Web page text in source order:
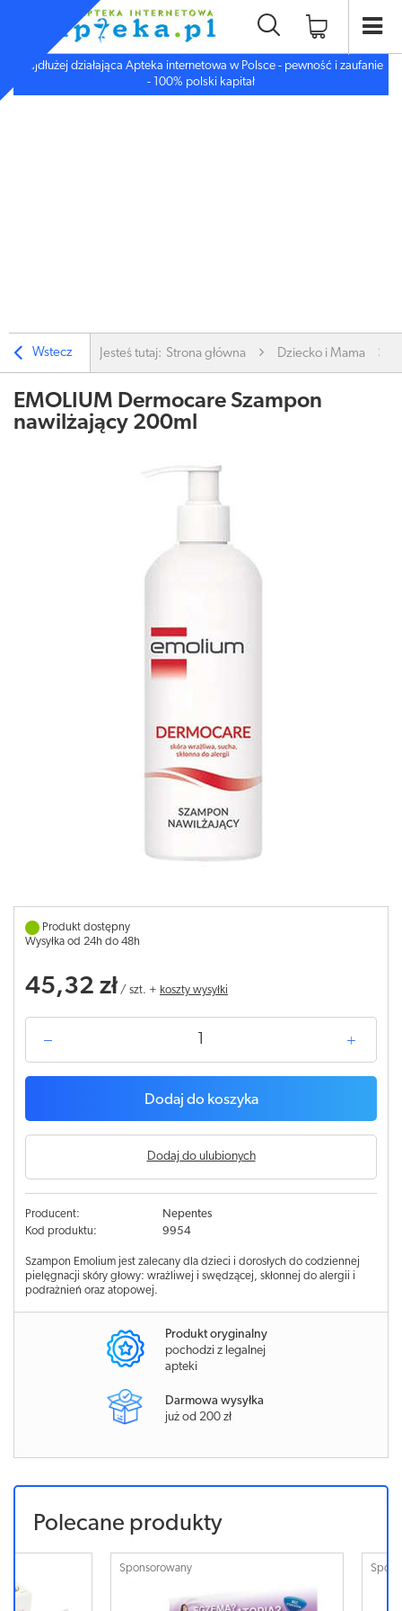
Najdłużej działająca Apteka internetowa w Polsce - pewność i zaufanie
- 100% polski kapitał
Wstecz Jesteś tutaj: Strona główna Dziecko i Mama
EMOLIUM Dermocare Szampon
nawilżający 200ml
Produkt dostępny
Wysyłka od 24h do 48h
45,32 zł / szt. + koszty wysyłki
Dodaj do koszyka
Dodaj do ulubionych
Producent:
Nepentes
Kod produktu:
9954
Szampon Emolium jest zalecany dla dzieci i dorosłych do codziennej
pielęgnacji skóry głowy: wrażliwej i swędzącej, skłonnej do alergii i
podrażnień oraz atopowej.
Produkt oryginalny
pochodzi z legalnej
apteki
Darmowa wysyłka
już od 200 zł
Polecane produkty
Sponsorowany